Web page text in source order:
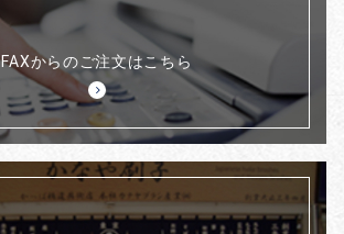
FAXからのご注文はこちら